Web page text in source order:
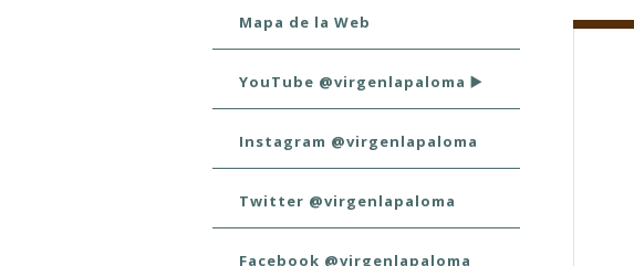
Mapa de la Web
YouTube @virgenlapaloma ▶️
Instagram @virgenlapaloma
Twitter @virgenlapaloma
Facebook @virgenlapaloma